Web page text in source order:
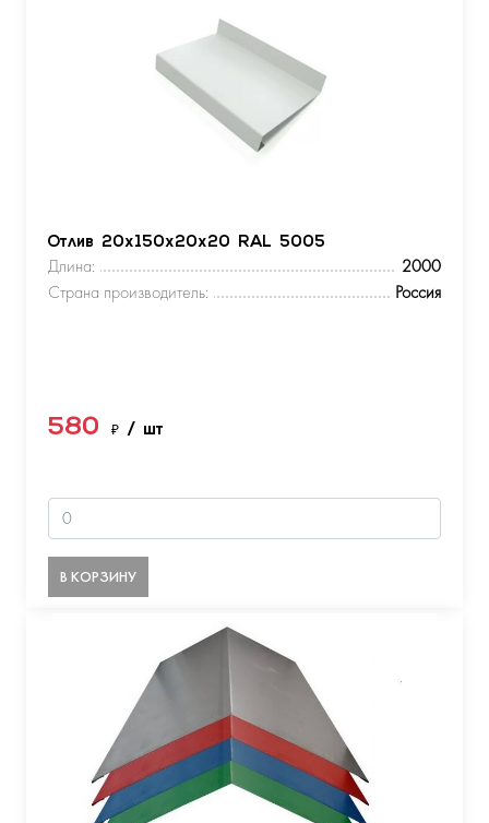
Отлив 20х150х20х20 RAL 5005
Длина:
2000
Страна производитель:
Россия
580 ₽ / шт
В КОРЗИНУ